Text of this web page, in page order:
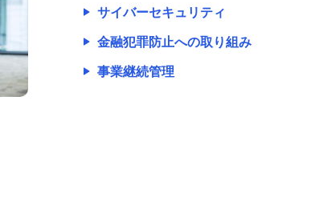
サイバーセキュリティ
金融犯罪防止への取り組み
事業継続管理